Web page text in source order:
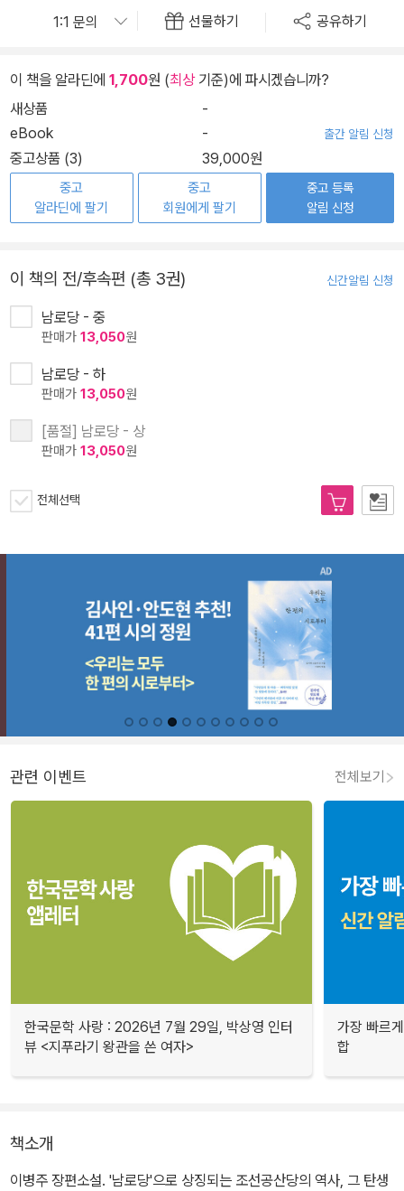
선물하기 공유하기
이 책을 알라딘에 1,700원 (최상기준)에 파시겠습니까?
새상품
-
eBook
- 출간 알림 신청
중고상품 (3) 39,000원
중고
알라딘에 팔기
중고
회원에게 팔기
중고 등록
알림 신청
이 책의 전/후속편 (총 3권) 신간알림 신청
남로당 - 중
판매가 13,050원
남로당 - 하
판매가 13,050원
[품절] 남로당 - 상
판매가 13,050원
전체선택
관련 이벤트 전체보기
한국문학 사랑 : 2026년 7월 29일, 박상영 인터
뷰 <지푸라기 왕관을 쓴 여자>
가장 빠르
합
책소개
이병주 장편소설. '남로당'으로 상징되는 조선공산당의 역사, 그 탄생